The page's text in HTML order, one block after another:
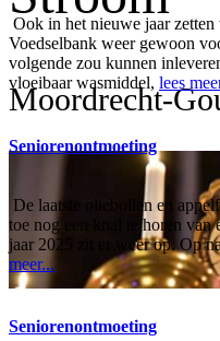
Moordrecht-
Ook in het nieuwe jaar
Voedselbank weer gewoon
volgende zou kunnen
vloeibaar wasmiddel, lees
Seniorenontmoeting
De laatste oliebollen en
toe nog een knal te horen
jaar 2025 zit er weer op. Op
meer...
Seniorenontmoeting